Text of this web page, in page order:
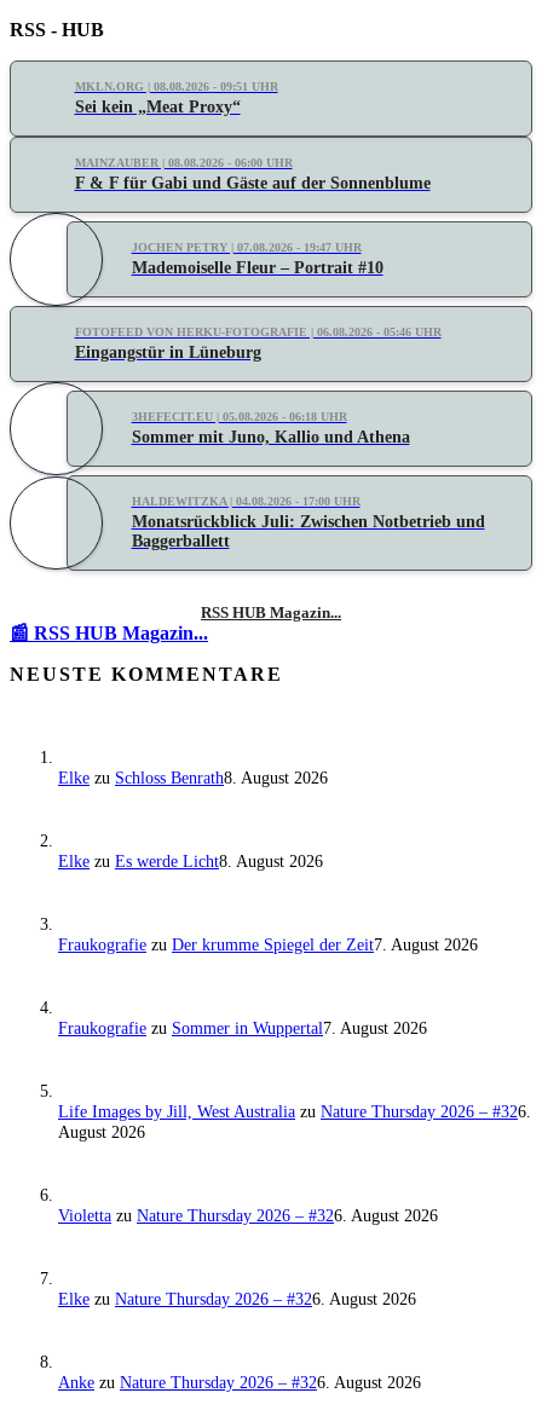
RSS - HUB
MKLN.ORG | 08.08.2026 - 09:51 UHR
Sei kein „Meat Proxy“
MAINZAUBER | 08.08.2026 - 06:00 UHR
F & F für Gabi und Gäste auf der Sonnenblume
JOCHEN PETRY | 07.08.2026 - 19:47 UHR
Mademoiselle Fleur – Portrait #10
FOTOFEED VON HERKU-FOTOGRAFIE | 06.08.2026 - 05:46 UHR
Eingangstür in Lüneburg
3HEFECIT.EU | 05.08.2026 - 06:18 UHR
Sommer mit Juno, Kallio und Athena
HALDEWITZKA | 04.08.2026 - 17:00 UHR
Monatsrückblick Juli: Zwischen Notbetrieb und
Baggerballett
RSS HUB Magazin...
📰 RSS HUB Magazin...
NEUSTE KOMMENTARE
Elke zu Schloss Benrath8. August 2026
Elke zu Es werde Licht8. August 2026
Fraukografie zu Der krumme Spiegel der Zeit7. August 2026
Fraukografie zu Sommer in Wuppertal7. August 2026
Life Images by Jill, West Australia zu Nature Thursday 2026 – #326.
August 2026
Violetta zu Nature Thursday 2026 – #326. August 2026
Elke zu Nature Thursday 2026 – #326. August 2026
Anke zu Nature Thursday 2026 – #326. August 2026